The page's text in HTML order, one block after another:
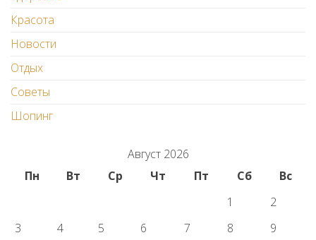
Красота
Новости
Отдых
Советы
Шопинг
Август 2026
Пн
Вт Ср Чт Пт Сб
Вс
1
2
3
4 5 6 7 8
9